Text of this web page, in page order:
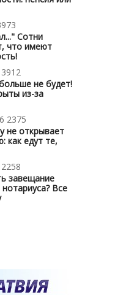
Сотни
что имеют
3912
не будет!
из-за
2375
не открывает
как едут те,
2258
завещание
Все